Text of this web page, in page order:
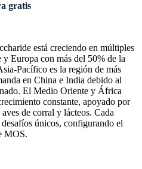
gratis
está creciendo en múltiples
Europa con más del 50% de la
Pacífico es la región de más
en China e India debido al
El Medio Oriente y África
constante, apoyado por
de corral y lácteos. Cada
únicos, configurando el
MOS.